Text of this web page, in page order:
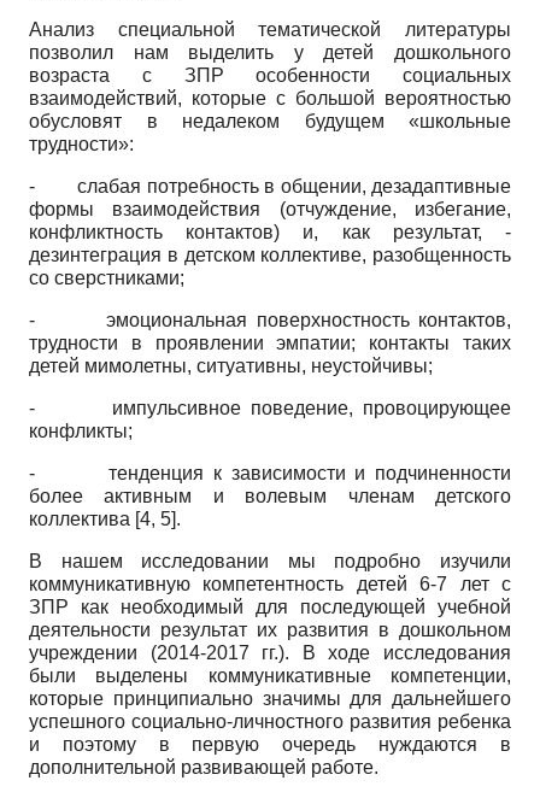
Анализ специальной тематической литературы
позволил нам выделить у детей дошкольного
возраста с ЗПР особенности социальных
взаимодействий, которые с большой вероятностью
обусловят в недалеком будущем «школьные
трудности»:
-слабая потребность в общении, дезадаптивные
формы взаимодействия (отчуждение, избегание,
конфликтность контактов) и, как результат, -
дезинтеграция в детском коллективе, разобщенность
со сверстниками;
-эмоциональная поверхностность контактов,
трудности в проявлении эмпатии; контакты таких
детей мимолетны, ситуативны, неустойчивы;
- импульсивное поведение, провоцирующее
конфликты;
-тенденция к зависимости и подчиненности
более активным и волевым членам детского
коллектива [4, 5].
В нашем исследовании мы подробно изучили
коммуникативную компетентность детей 6-7 лет с
ЗПР как необходимый для последующей учебной
деятельности результат их развития в дошкольном
учреждении (2014-2017 гг.). В ходе исследования
были выделены коммуникативные компетенции,
которые принципиально значимы для дальнейшего
успешного социально-личностного развития ребенка
и поэтому в первую очередь нуждаются в
дополнительной развивающей работе.